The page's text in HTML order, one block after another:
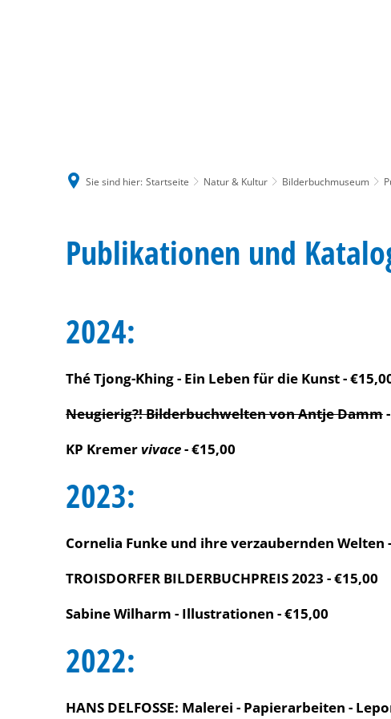
Sie sind hier: Startseite Natur & Kultur Bilderbuchmuseum
Publikationen und
2024:
Thé Tjong-Khing - Ein Leben für die Kunst -
Neugierig?! Bilderbuchwelten von Antje Damm
KP Kremervivace- €15,00
2023:
Cornelia Funke und ihre verzaubernden Welten
TROISDORFER BILDERBUCHPREIS 2023 - €15,00
Sabine Wilharm - Illustrationen - €15,00
2022:
HANS DELFOSSE: Malerei - Papierarbeiten -